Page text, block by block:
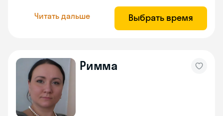
Читать дальше Выбрать время
Римма